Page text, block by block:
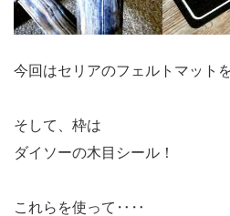
今回はセリアのフェルトマット
そして、枠は
ダイソーの木目シール！
これらを使って‥‥